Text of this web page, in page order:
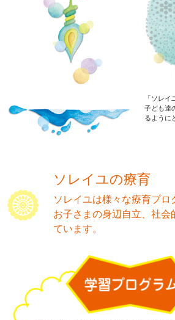
「ソレイ
子ども達
るように
ソレイユの療育
ソレイユは様々な療育プロ
お子さまの身辺自立、社会
ています。